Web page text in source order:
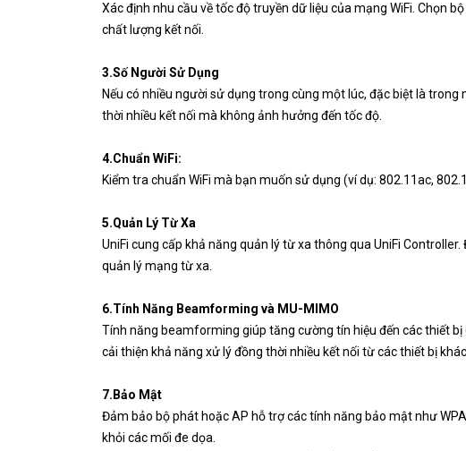
Xác định nhu cầu về tốc độ truyền dữ liệu của mạng WiFi. Chọn
chất lượng kết nối.
3.Số Người Sử Dụng
Nếu có nhiều người sử dụng trong cùng một lúc, đặc biệt là
thời nhiều kết nối mà không ảnh hưởng đến tốc độ.
4.Chuẩn WiFi:
Kiểm tra chuẩn WiFi mà bạn muốn sử dụng (ví dụ: 802.11ac,
5.Quản Lý Từ Xa
UniFi cung cấp khả năng quản lý từ xa thông qua UniFi
quản lý mạng từ xa.
6.Tính Năng Beamforming và MU-MIMO
Tính năng beamforming giúp tăng cường tín hiệu đến các thiết
cải thiện khả năng xử lý đồng thời nhiều kết nối từ các thiết bị
7.Bảo Mật
Đảm bảo bộ phát hoặc AP hỗ trợ các tính năng bảo mật như
khỏi các mối đe dọa.